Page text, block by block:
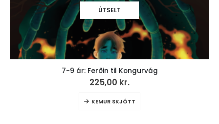
ÚTSELT
7-9 ár: Ferðin til Kongurvág
225,00 kr.
KEMUR SKJÓTT